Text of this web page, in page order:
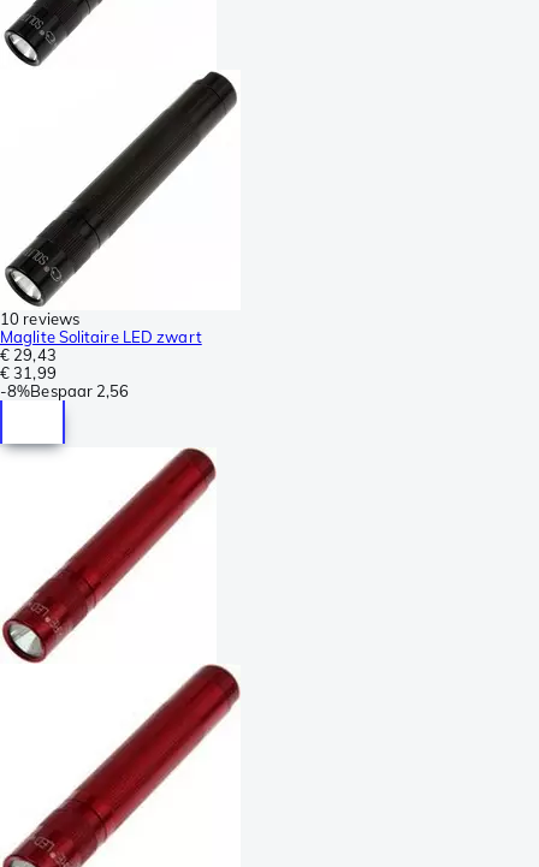
10 reviews
Maglite Solitaire LED zwart
€ 29,43
€ 31,99
-8%Bespaar 2,56